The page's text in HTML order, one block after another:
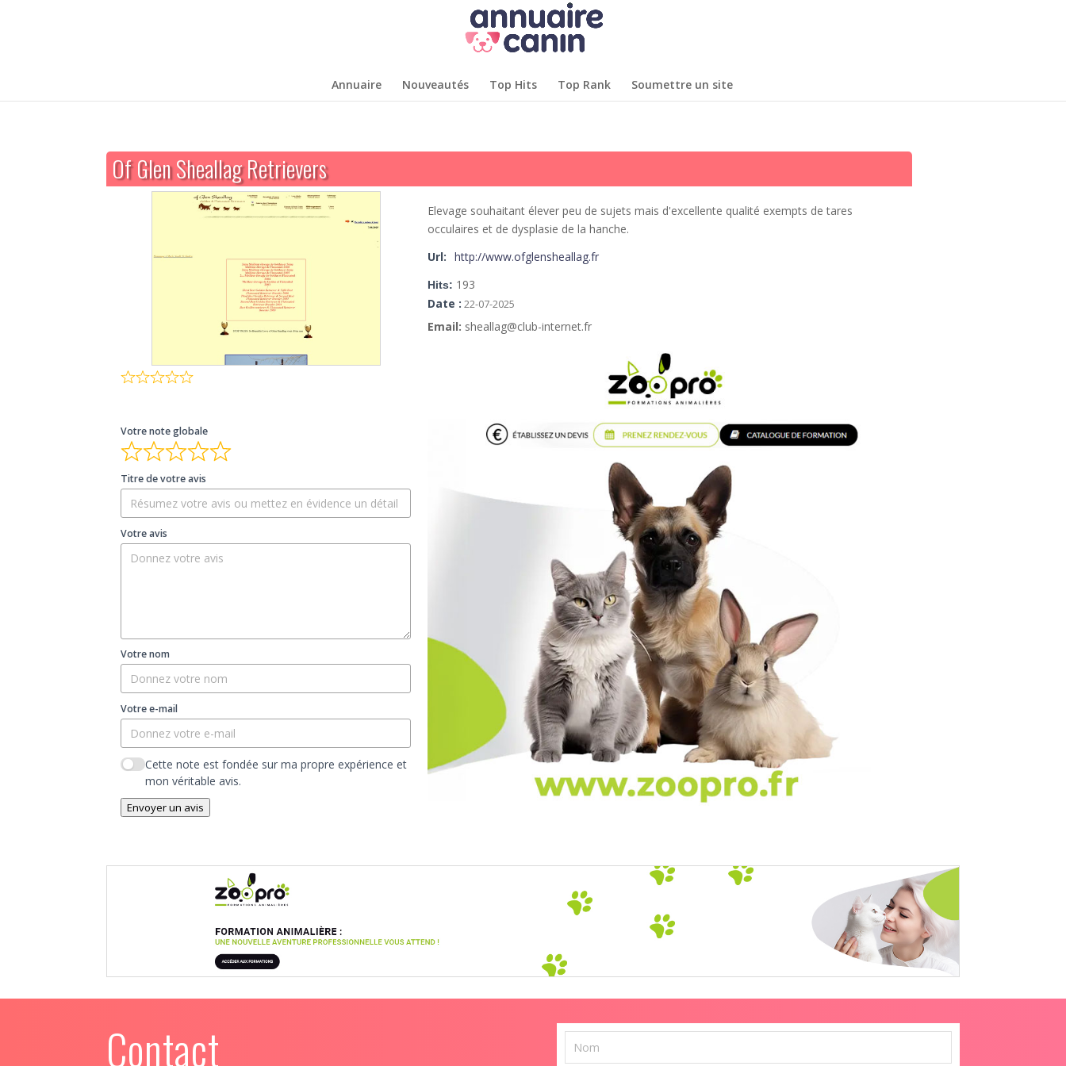
Annuaire Nouveautés Top Hits Top Rank Soumettre un site
Of Glen Sheallag Retrievers
Votre note globale
Titre de votre avis
Votre avis
Votre nom
Votre e-mail
Cette note est fondée sur ma propre expérience et
mon véritable avis.
Envoyer un avis
Elevage souhaitant élever peu de sujets mais d'excellente qualité exempts de tares
occulaires et de dysplasie de la hanche.
Url: http://www.ofglensheallag.fr
Hits: 193
Date : 22-07-2025
Email: sheallag@club-internet.fr
Contact